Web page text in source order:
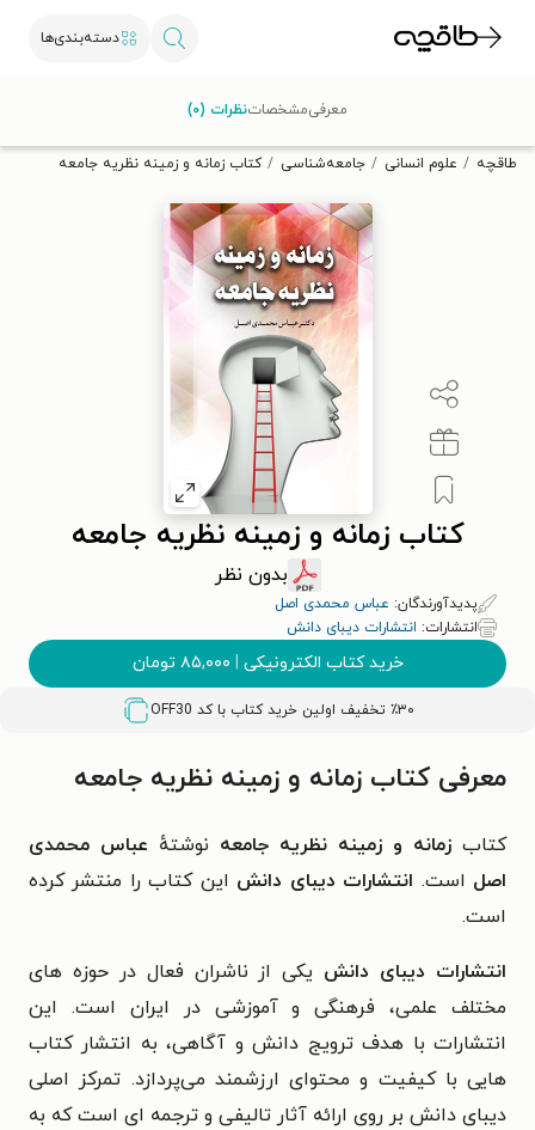
دسته‌بندی‌ها
تخفیف از طاقچه دریافت کن.
طاقچه علوم انسانی جامعه‌شناسی کتاب زمانه و زمینه نظریه جامعه
کتاب زمانه و زمینه نظریه جامعه
بدون نظر
پدیدآورندگان: عباس محمدی اصل
انتشارات: انتشارات دیبای دانش
خرید کتاب الکترونیکی | ۸۵,۰۰۰ تومان
٪۳۰ تخفیف اولین خرید کتاب با کد OFF30
معرفیمشخصاتنظرات (۰)
معرفی کتاب زمانه و زمینه نظریه جامعه
کتاب زمانه و زمینه نظریه جامعه نوشتهٔ عباس محمدی
اصل است. انتشارات دیبای دانش این کتاب را منتشر کرده
است.
انتشارات دیبای دانش یکی از ناشران فعال در حوزه های
مختلف علمی، فرهنگی و آموزشی در ایران است. این
انتشارات با هدف ترویج دانش و آگاهی، به انتشار کتاب
هایی با کیفیت و محتوای ارزشمند می‌پردازد. تمرکز اصلی
دیبای دانش بر روی ارائه آثار تالیفی و ترجمه ای است که به